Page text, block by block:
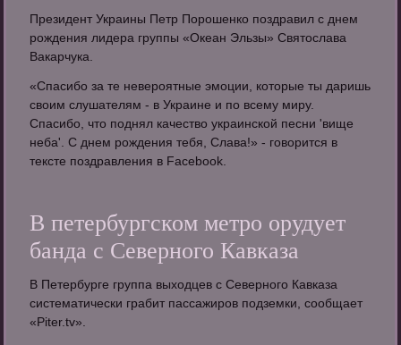
Президент Украины Петр Порошенко поздравил с днем
рождения лидера группы «Океан Эльзы» Святослава
Вакарчука.
«Спасибо за те невероятные эмоции, которые ты даришь
своим слушателям - в Украине и по всему миру.
Спасибо, что поднял качество украинской песни 'вище
неба'. С днем рождения тебя, Слава!» - говорится в
тексте поздравления в Facebook.
В петербургском метро орудует
банда с Северного Кавказа
В Петербурге группа выходцев с Северного Кавказа
систематически грабит пассажиров подземки, сообщает
«Piter.tv».